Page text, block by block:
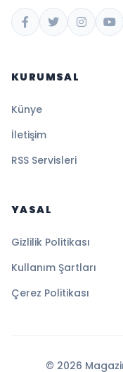
KURUMSAL
Künye
İletişim
RSS Servisleri
YASAL
Gizlilik Politikası
Kullanım Şartları
Çerez Politikası
© 2026